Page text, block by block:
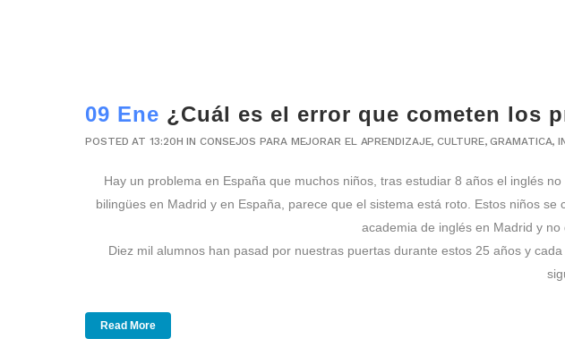
09 Ene ¿Cuál es el error que cometen los
POSTED AT 13:20H INCONSEJOS PARA MEJORAR EL APRENDIZAJE,CULTURE,GRAMATICA,
Hay un problema en España que muchos niños, tras estudiar 8 años el inglés
bilingües en Madrid y en España, parece que el sistema está roto. Estos niños
academia de inglés en Madrid y
Diez mil alumnos han pasad por nuestras puertas durante estos 25 años y
Read More